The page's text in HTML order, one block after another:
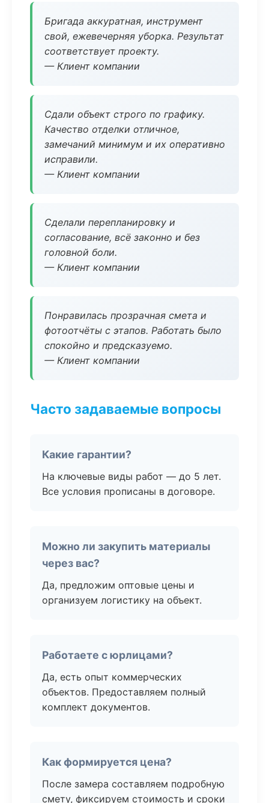
Бригада аккуратная, инструмент
свой, ежевечерняя уборка. Результат
соответствует проекту.
— Клиент компании
Сдали объект строго по графику.
Качество отделки отличное,
замечаний минимум и их оперативно
исправили.
— Клиент компании
Сделали перепланировку и
согласование, всё законно и без
головной боли.
— Клиент компании
Понравилась прозрачная смета и
фотоотчёты с этапов. Работать было
спокойно и предсказуемо.
— Клиент компании
Часто задаваемые вопросы
Какие гарантии?
На ключевые виды работ — до 5 лет.
Все условия прописаны в договоре.
Можно ли закупить материалы
через вас?
Да, предложим оптовые цены и
организуем логистику на объект.
Работаете с юрлицами?
Да, есть опыт коммерческих
объектов. Предоставляем полный
комплект документов.
Как формируется цена?
После замера составляем подробную
смету, фиксируем стоимость и сроки